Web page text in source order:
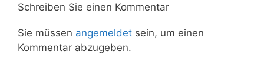
Schreiben Sie einen Kommentar
Sie müssen angemeldet sein, um einen
Kommentar abzugeben.